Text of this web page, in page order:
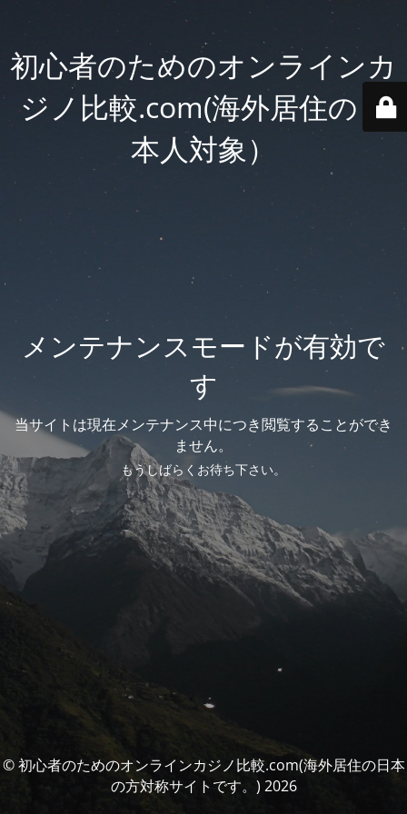
初心者のためのオンラインカ
ジノ比較.com(海外居住の日
本人対象）
メンテナンスモードが有効で
す
当サイトは現在メンテナンス中につき閲覧することができ
ません。
もうしばらくお待ち下さい。
© 初心者のためのオンラインカジノ比較.com(海外居住の日本
の方対称サイトです。) 2026